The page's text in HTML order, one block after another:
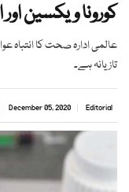
کورونا ویکسین
عالمی ادارہ صحت کا انتباہ
تازیانہ ہے۔
Editorial
December 05, 2020